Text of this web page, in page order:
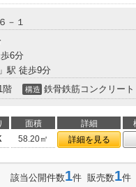
－１
6分
」駅 徒歩9分
階 構造 鉄骨鉄筋コンクリート
面積 詳細
58.20㎡ 詳細を見る
該当公開件数1件 販売数1件